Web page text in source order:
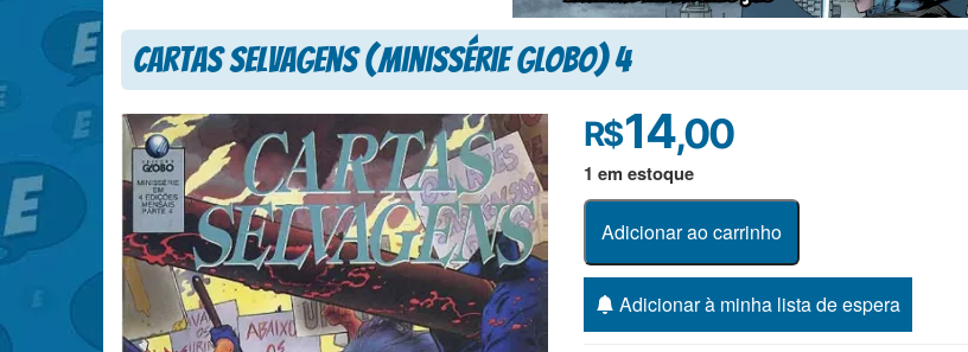
Cartas Selvagens (Minissérie Globo) 4
R$14,00
1 em estoque
Adicionar ao carrinho
Adicionar à minha lista de espera